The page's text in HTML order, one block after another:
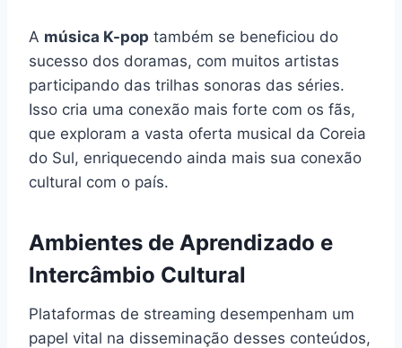
A música K-pop também se beneficiou do
sucesso dos doramas, com muitos artistas
participando das trilhas sonoras das séries.
Isso cria uma conexão mais forte com os fãs,
que exploram a vasta oferta musical da Coreia
do Sul, enriquecendo ainda mais sua conexão
cultural com o país.
Ambientes de Aprendizado e
Intercâmbio Cultural
Plataformas de streaming desempenham um
papel vital na disseminação desses conteúdos,